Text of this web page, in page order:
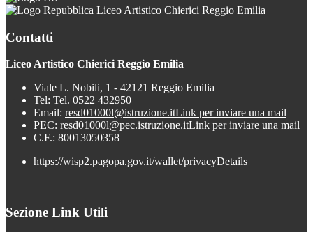
Liceo Artistico Chierici Reggio Emilia
Contatti
Liceo Artistico Chierici Reggio Emilia
Viale L. Nobili, 1 - 42121 Reggio Emilia
Tel: Tel. 0522 432950
Email: resd01000l@istruzione.itLink per inviare una mail
PEC: resd01000l@pec.istruzione.itLink per inviare una mail
C.F.: 80013050358
https://wisp2.pagopa.gov.it/wallet/privacyDetails
Sezione Link Utili